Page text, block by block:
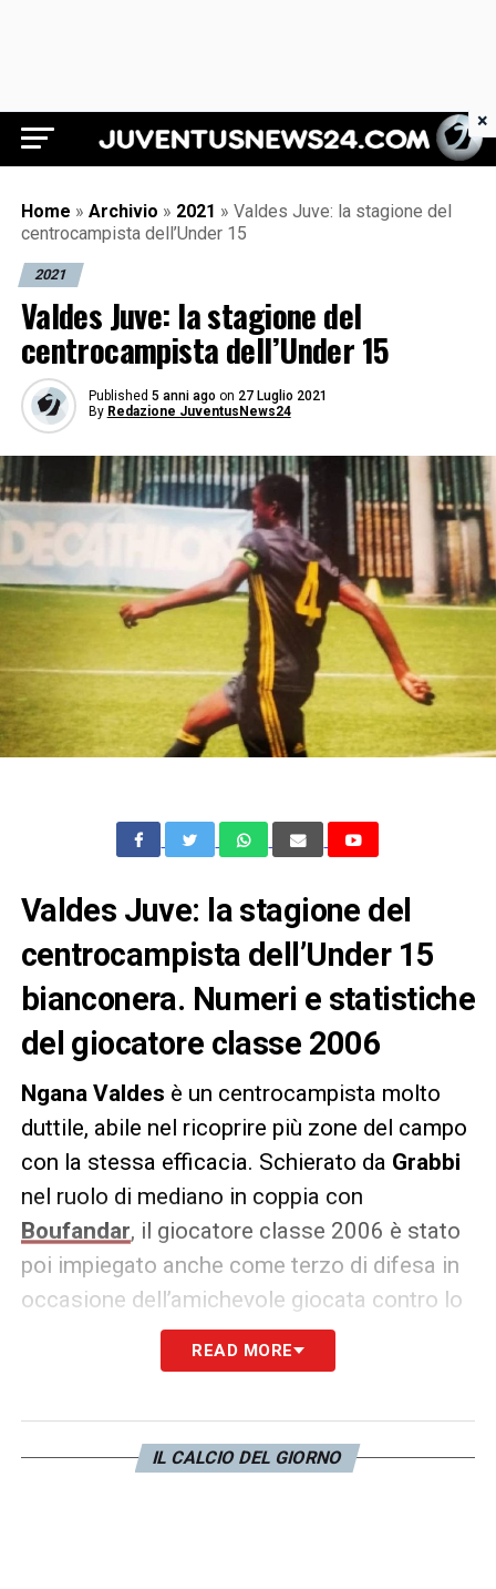
Juventus News 24
Home » Archivio » 2021 » Valdes Juve: la stagione del
centrocampista dell’Under 15
2021
Valdes Juve: la stagione del
centrocampista dell’Under 15
Published 5 anni ago on 27 Luglio 2021
By Redazione JuventusNews24
Valdes Juve: la stagione del
centrocampista dell’Under 15
bianconera. Numeri e statistiche
del giocatore classe 2006
Ngana Valdes è un centrocampista molto
duttile, abile nel ricoprire più zone del campo
con la stessa efficacia. Schierato da Grabbi
nel ruolo di mediano in coppia con
Boufandar, il giocatore classe 2006 è stato
poi impiegato anche come terzo di difesa in
occasione dell’amichevole giocata contro lo
ha raccoltodue presenzeper un totale di
140 minuti, si è messo in mostra quest’anno
READ MORE
IL CALCIO DEL GIORNO
×